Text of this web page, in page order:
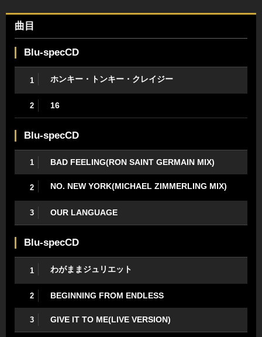
曲目
Blu-specCD
1 ホンキー・トンキー・クレイジー
2 16
Blu-specCD
1 BAD FEELING(RON SAINT GERMAIN MIX)
2 NO. NEW YORK(MICHAEL ZIMMERLING MIX)
3 OUR LANGUAGE
Blu-specCD
1 わがままジュリエット
2 BEGINNING FROM ENDLESS
3 GIVE IT TO ME(LIVE VERSION)